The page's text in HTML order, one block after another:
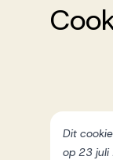
Dit
op 23 juli